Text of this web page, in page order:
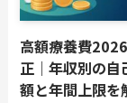
高額療養費
正｜年収別の自
額と年間上限を